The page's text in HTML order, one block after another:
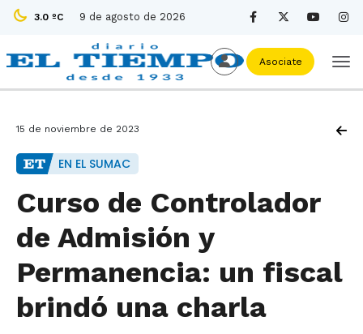
3.0 ºC 9 de agosto de 2026
Asociate
15 de noviembre de 2023
EN EL SUMAC
Curso de Controlador
de Admisión y
Permanencia: un fiscal
brindó una charla